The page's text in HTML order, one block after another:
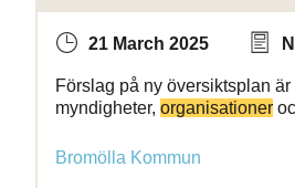
21 March 2025
Förslag på ny översiktsplan
myndigheter, organisationer
Bromölla Kommun